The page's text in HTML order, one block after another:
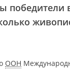
победители
ООН